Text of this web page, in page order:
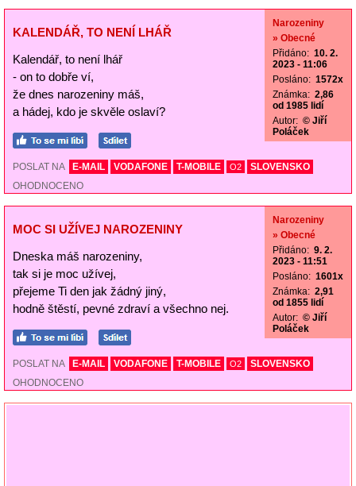
KALENDÁŘ, TO NENÍ LHÁŘ
Kalendář, to není lhář
- on to dobře ví,
že dnes narozeniny máš,
a hádej, kdo je skvěle oslaví?
Narozeniny
» Obecné
Přidáno: 10. 2.
2023 - 11:06
Posláno: 1572x
Známka: 2,86
od 1985 lidí
Autor: © Jiří
Poláček
POSLAT NA E-MAIL VODAFONE T-MOBILE O2
SLOVENSKO
OHODNOCENO
MOC SI UŽÍVEJ NAROZENINY
Dneska máš narozeniny,
tak si je moc užívej,
přejeme Ti den jak žádný jiný,
hodně štěstí, pevné zdraví a všechno nej.
Narozeniny
» Obecné
Přidáno: 9. 2.
2023 - 11:51
Posláno: 1601x
Známka: 2,91
od 1855 lidí
Autor: © Jiří
Poláček
POSLAT NA E-MAIL VODAFONE T-MOBILE O2
SLOVENSKO
OHODNOCENO